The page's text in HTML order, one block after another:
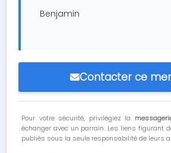
Benjamin
Contacter ce
Pour votre sécurité, privilégiez la
échanger avec un parrain. Les liens figurant
publiés sous la seule responsabilité de leurs